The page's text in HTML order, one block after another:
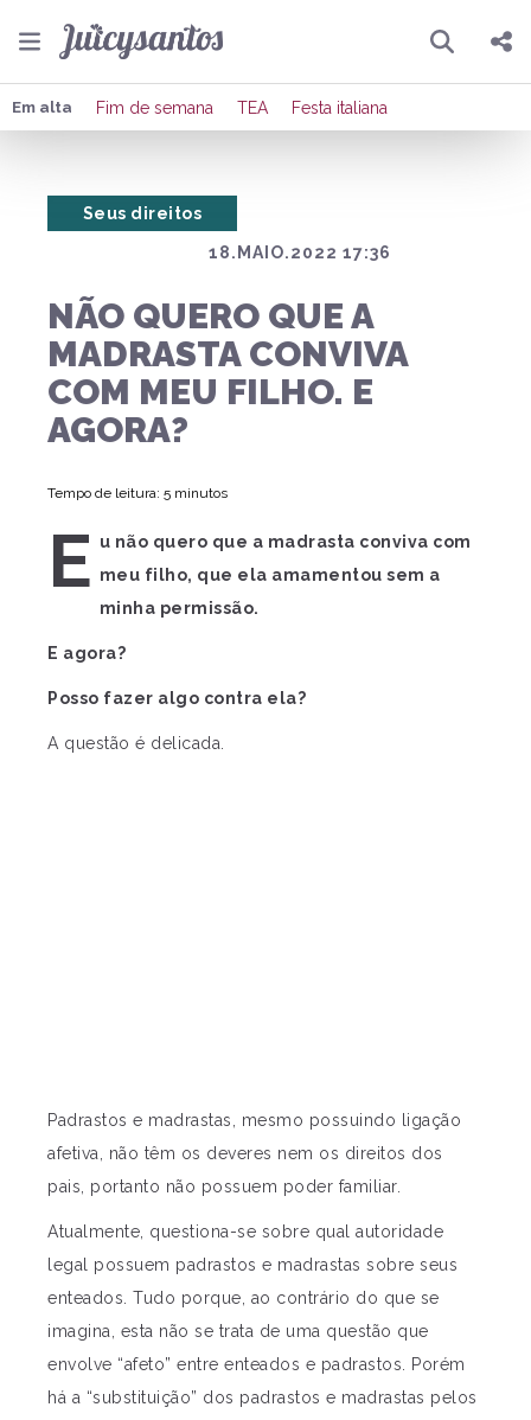
Pesquisar
Compartilhar
Publicar no X
Em alta Fim de semana TEA Festa italiana
18.MAIO.2022 17:36
Seus direitos
NÃO QUERO QUE A
MADRASTA CONVIVA
COM MEU FILHO. E
AGORA?
Tempo de leitura: 5 minutos
E u não quero que a madrasta conviva com
meu filho, que ela amamentou sem a
minha permissão.
E agora?
Posso fazer algo contra ela?
A questão é delicada.
Padrastos e madrastas, mesmo possuindo ligação
afetiva, não têm os deveres nem os direitos dos
pais, portanto não possuem poder familiar.
Atualmente, questiona-se sobre qual autoridade
legal possuem padrastos e madrastas sobre seus
enteados. Tudo porque, ao contrário do que se
imagina, esta não se trata de uma questão que
envolve “afeto” entre enteados e padrastos. Porém
há a “substituição” dos padrastos e madrastas pelos